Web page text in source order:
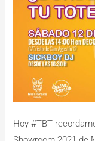
Hoy #TBT